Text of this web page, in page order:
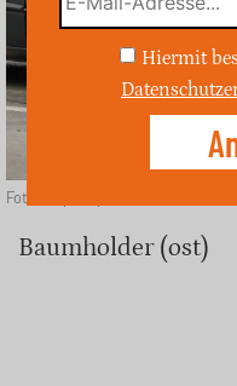
Foto: Depositphotos
Baumholder (ost)
Hiermit